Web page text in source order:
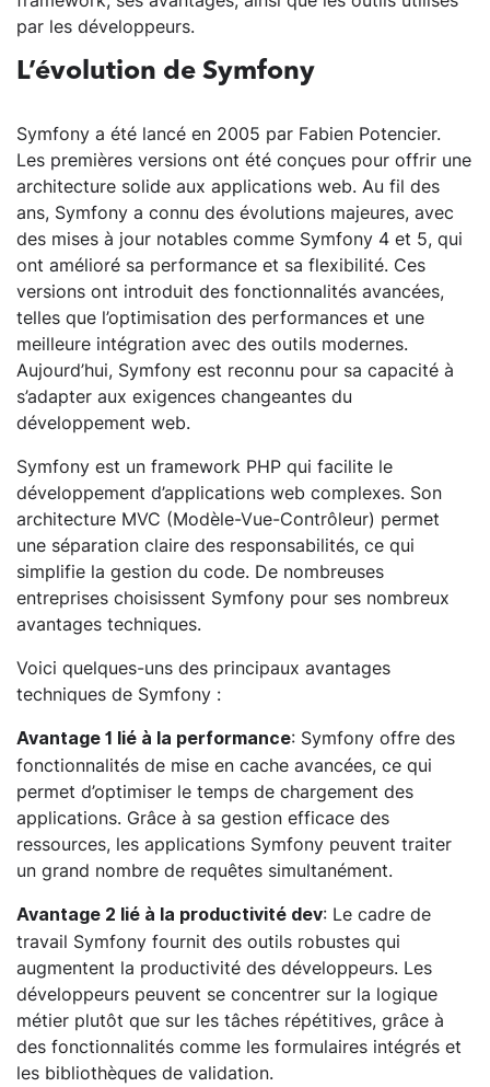
par les développeurs.
L’évolution de Symfony
Symfony a été lancé en 2005 par Fabien Potencier.
Les premières versions ont été conçues pour offrir une
architecture solide aux applications web. Au fil des
ans, Symfony a connu des évolutions majeures, avec
des mises à jour notables comme Symfony 4 et 5, qui
ont amélioré sa performance et sa flexibilité. Ces
versions ont introduit des fonctionnalités avancées,
telles que l’optimisation des performances et une
meilleure intégration avec des outils modernes.
Aujourd’hui, Symfony est reconnu pour sa capacité à
s’adapter aux exigences changeantes du
développement web.
Symfony est un framework PHP qui facilite le
développement d’applications web complexes. Son
architecture MVC (Modèle-Vue-Contrôleur) permet
une séparation claire des responsabilités, ce qui
simplifie la gestion du code. De nombreuses
entreprises choisissent Symfony pour ses nombreux
avantages techniques.
Voici quelques-uns des principaux avantages
techniques de Symfony :
Avantage 1 lié à la performance: Symfony offre des
fonctionnalités de mise en cache avancées, ce qui
permet d’optimiser le temps de chargement des
applications. Grâce à sa gestion efficace des
ressources, les applications Symfony peuvent traiter
un grand nombre de requêtes simultanément.
Avantage 2 lié à la productivité dev: Le cadre de
travail Symfony fournit des outils robustes qui
augmentent la productivité des développeurs. Les
développeurs peuvent se concentrer sur la logique
métier plutôt que sur les tâches répétitives, grâce à
des fonctionnalités comme les formulaires intégrés et
les bibliothèques de validation.